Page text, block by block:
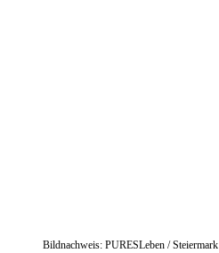
Bildnachweis: PURESLeben / Steiermark